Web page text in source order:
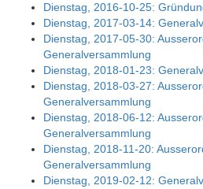
Dienstag, 2016-10-25:
Dienstag, 2017-03-14:
Dienstag, 2017-05-30:
Generalversammlung
Dienstag, 2018-01-23:
Dienstag, 2018-03-27:
Generalversammlung
Dienstag, 2018-06-12:
Generalversammlung
Dienstag, 2018-11-20:
Generalversammlung
Dienstag, 2019-02-12: